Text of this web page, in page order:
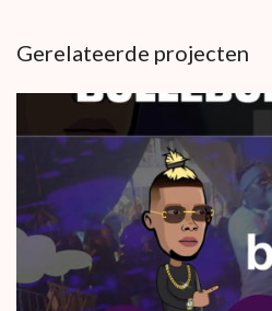
Gerelateerde projecten